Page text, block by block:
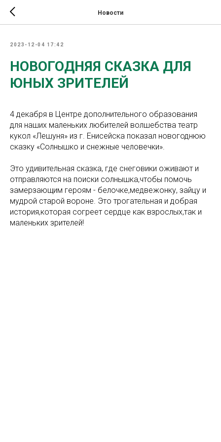
Новости
2023-12-04 17:42
НОВОГОДНЯЯ СКАЗКА ДЛЯ
ЮНЫХ ЗРИТЕЛЕЙ
4 декабря в Центре дополнительного образования
для наших маленьких любителей волшебства театр
кукол «Лешуня» из г. Енисейска показал новогоднюю
сказку «Солнышко и снежные человечки».
Это удивительная сказка, где снеговики оживают и
отправляются на поиски солнышка,чтобы помочь
замерзающим героям - белочке,медвежонку, зайцу и
мудрой старой вороне. Это трогательная и добрая
история,которая согреет сердце как взрослых,так и
маленьких зрителей!